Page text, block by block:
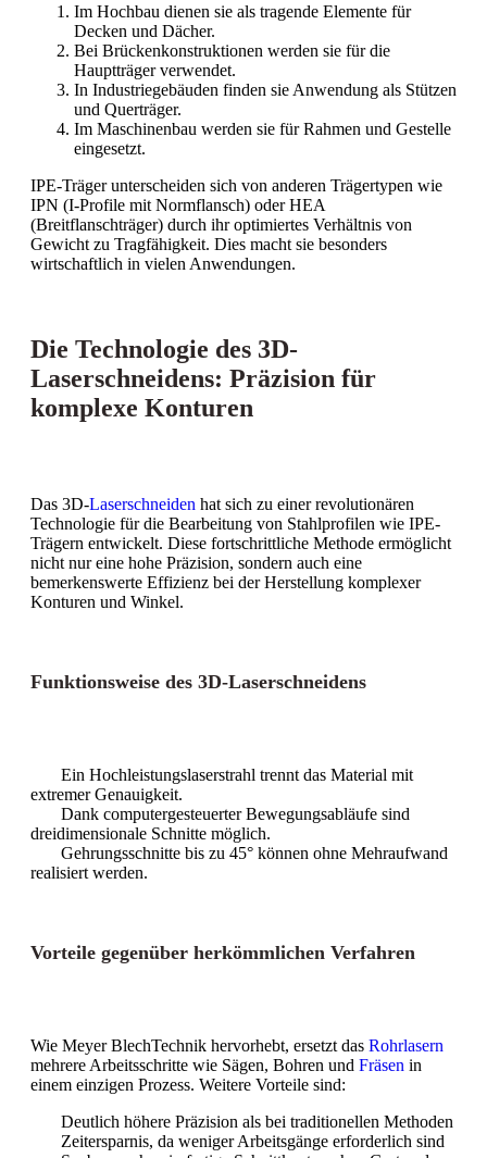
Im Hochbau dienen sie als tragende Elemente für
Decken und Dächer.
Bei Brückenkonstruktionen werden sie für die
Hauptträger verwendet.
In Industriegebäuden finden sie Anwendung als Stützen
und Querträger.
Im Maschinenbau werden sie für Rahmen und Gestelle
eingesetzt.
IPE-Träger unterscheiden sich von anderen Trägertypen wie
IPN (I-Profile mit Normflansch) oder HEA
(Breitflanschträger) durch ihr optimiertes Verhältnis von
Gewicht zu Tragfähigkeit. Dies macht sie besonders
wirtschaftlich in vielen Anwendungen.
Die Technologie des 3D-
Laserschneidens: Präzision für
komplexe Konturen
Das 3D-Laserschneiden hat sich zu einer revolutionären
Technologie für die Bearbeitung von Stahlprofilen wie IPE-
Trägern entwickelt. Diese fortschrittliche Methode ermöglicht
nicht nur eine hohe Präzision, sondern auch eine
bemerkenswerte Effizienz bei der Herstellung komplexer
Konturen und Winkel.
Funktionsweise des 3D-Laserschneidens
Ein Hochleistungslaserstrahl trennt das Material mit
extremer Genauigkeit.
Dank computergesteuerter Bewegungsabläufe sind
dreidimensionale Schnitte möglich.
Gehrungsschnitte bis zu 45° können ohne Mehraufwand
realisiert werden.
Vorteile gegenüber herkömmlichen Verfahren
Wie Meyer BlechTechnik hervorhebt, ersetzt das Rohrlasern
mehrere Arbeitsschritte wie Sägen, Bohren und Fräsen in
einem einzigen Prozess. Weitere Vorteile sind:
Deutlich höhere Präzision als bei traditionellen Methoden
Zeitersparnis, da weniger Arbeitsgänge erforderlich sind